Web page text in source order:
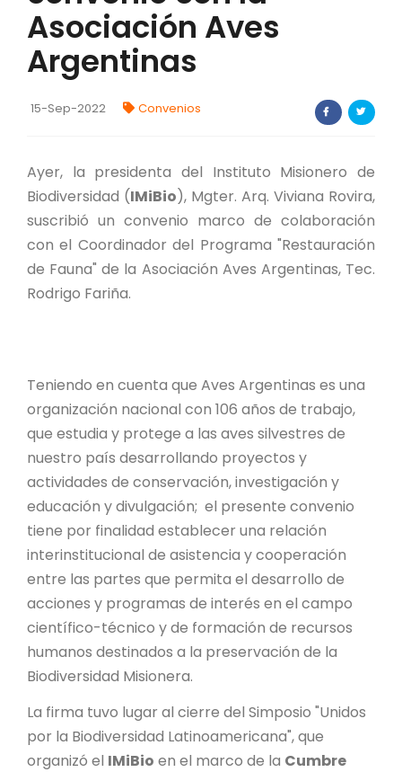
FORTALECIMIENTO DE RECURSOS
ALIMENTICIOS
BIODIVERSIDAD Y ALIMENTACIÓN
INVENTARIO DE LA BIODIVERSIDAD MISIONERA
investigadores
FORMULARIO DE REGISTRO DE
INVESTIGADORES
AUTORIZACIONES
PROYECTO ÁGUILAS DE MISIONES
MONUMENTOS NATURALES
REPOSITORIO
Asociación Aves
Argentinas
15-Sep-2022 Convenios
Ayer, la presidenta del Instituto Misionero de
Biodiversidad (IMiBio), Mgter. Arq. Viviana Rovira,
suscribió un convenio marco de colaboración
con el Coordinador del Programa "Restauración
de Fauna" de la Asociación Aves Argentinas, Tec.
Rodrigo Fariña.
Teniendo en cuenta que Aves Argentinas es una
organización nacional con 106 años de trabajo,
que estudia y protege a las aves silvestres de
nuestro país desarrollando proyectos y
actividades de conservación, investigación y
educación y divulgación; el presente convenio
tiene por finalidad establecer una relación
interinstitucional de asistencia y cooperación
entre las partes que permita el desarrollo de
acciones y programas de interés en el campo
científico-técnico y de formación de recursos
humanos destinados a la preservación de la
Biodiversidad Misionera.
La firma tuvo lugar al cierre del Simposio "Unidos
por la Biodiversidad Latinoamericana", que
organizó el IMiBio en el marco de la Cumbre